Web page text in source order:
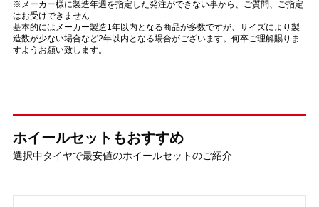
※メーカー様に製造年週を指定した発注ができない事から、ご質問、ご指定
はお受けできません
基本的にはメーカー製造1年以内となる商品が多数ですが、サイズにより製
造数が少ない場合など2年以内となる場合がございます。何卒ご理解賜りま
すようお願い致します。
ホイールセットもおすすめ
選択中タイヤで最安値のホイールセットのご紹介